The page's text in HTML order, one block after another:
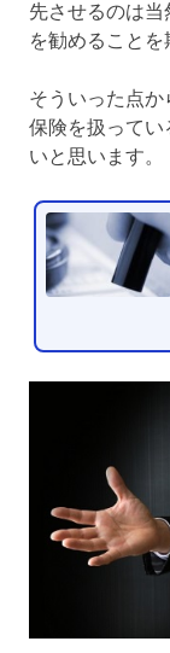
先させるのは
を勧めることを
そういった点か
保険を扱ってい
いと思います。